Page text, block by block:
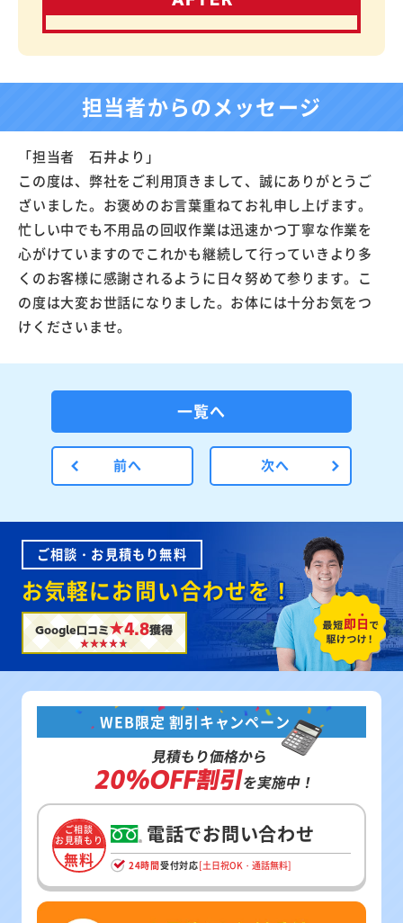
担当者からのメッセージ
「担当者 石井より」
この度は、弊社をご利用頂きまして、誠にありがとうご
ざいました。お褒めのお言葉重ねてお礼申し上げます。
忙しい中でも不用品の回収作業は迅速かつ丁寧な作業を
心がけていますのでこれかも継続して行っていきより多
くのお客様に感謝されるように日々努めて参ります。こ
の度は大変お世話になりました。お体には十分お気をつ
けくださいませ。
前へ
一覧へ
次へ
ご相談・お見積もり無料
お気軽にお問い合わせを！
Google口コミ★4.8獲得
WEB限定 割引キャンペーン
見積もり価格から
20%OFF割引を実施中！
ご相談
お見積もり
無料
電話でお問い合わせ
24時間受付対応[土日祝OK・通話無料]